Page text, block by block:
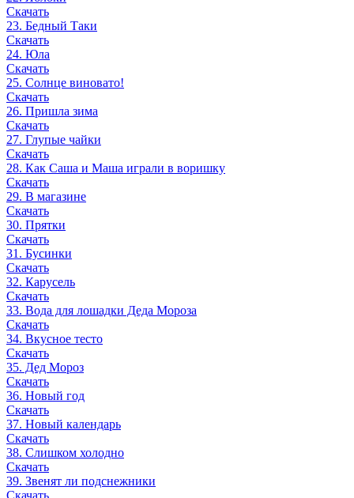
Скачать
23. Бедный Таки
Скачать
24. Юла
Скачать
25. Солнце виновато!
Скачать
26. Пришла зима
Скачать
27. Глупые чайки
Скачать
28. Как Саша и Маша играли в воришку
Скачать
29. В магазине
Скачать
30. Прятки
Скачать
31. Бусинки
Скачать
32. Карусель
Скачать
33. Вода для лошадки Деда Мороза
Скачать
34. Вкусное тесто
Скачать
35. Дед Мороз
Скачать
36. Новый год
Скачать
37. Новый календарь
Скачать
38. Слишком холодно
Скачать
39. Звенят ли подснежники